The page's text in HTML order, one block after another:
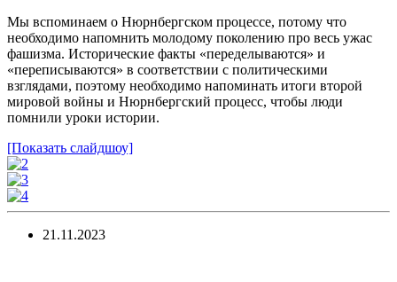
Мы вспоминаем о Нюрнбергском процессе, потому что
необходимо напомнить молодому поколению про весь ужас
фашизма. Исторические факты «переделываются» и
«переписываются» в соответствии с политическими
взглядами, поэтому необходимо напоминать итоги второй
мировой войны и Нюрнбергский процесс, чтобы люди
помнили уроки истории.
[Показать слайдшоу]
21.11.2023